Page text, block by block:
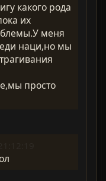
какого рода
их
меня
наци,но мы
просто